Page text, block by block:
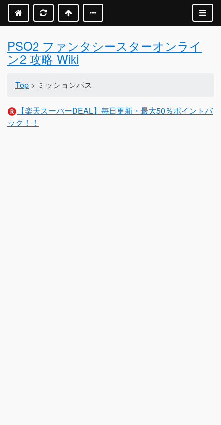
PSO2 ファンタシースターオンライ
ン2 攻略 Wiki
Top > ミッションパス
【楽天スーパーDEAL】毎日更新・最大50％ポイントバ
ック！！